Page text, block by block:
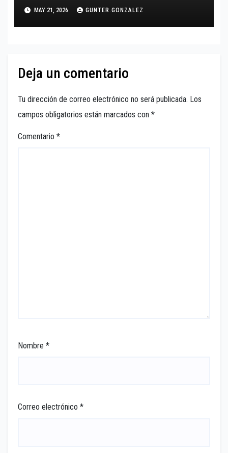
MAY 21, 2026 GUNTER.GONZALEZ
Deja un comentario
Tu dirección de correo electrónico no será publicada. Los
campos obligatorios están marcados con *
Comentario *
Nombre *
Correo electrónico *